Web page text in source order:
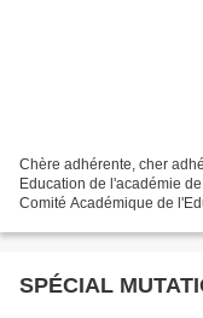
Chère adhérente, cher
Education de l'académie
Comité Académique de
SPÉCIAL